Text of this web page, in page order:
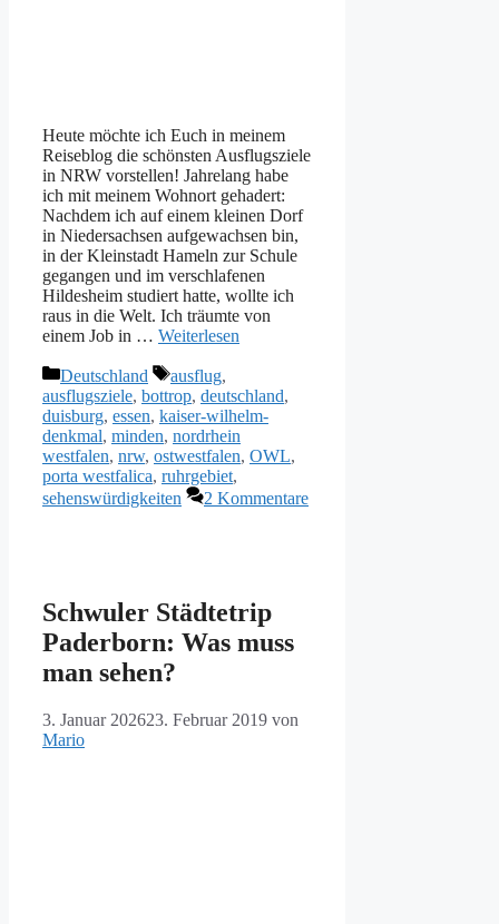
Heute möchte ich Euch in meinem
Reiseblog die schönsten Ausflugsziele
in NRW vorstellen! Jahrelang habe
ich mit meinem Wohnort gehadert:
Nachdem ich auf einem kleinen Dorf
in Niedersachsen aufgewachsen bin,
in der Kleinstadt Hameln zur Schule
gegangen und im verschlafenen
Hildesheim studiert hatte, wollte ich
raus in die Welt. Ich träumte von
einem Job in … Weiterlesen
Kategorien
Deutschland Schlagwörter
ausflug,
ausflugsziele, bottrop, deutschland,
duisburg, essen, kaiser-wilhelm-
denkmal, minden, nordrhein
westfalen, nrw, ostwestfalen, OWL,
porta westfalica, ruhrgebiet,
sehenswürdigkeiten
2 Kommentare
Schwuler Städtetrip
Paderborn: Was muss
man sehen?
3. Januar 202623. Februar 2019 von
Mario